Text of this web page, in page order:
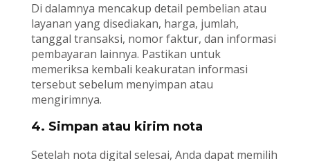
Di dalamnya mencakup detail pembelian atau
layanan yang disediakan, harga, jumlah,
tanggal transaksi, nomor faktur, dan informasi
pembayaran lainnya. Pastikan untuk
memeriksa kembali keakuratan informasi
tersebut sebelum menyimpan atau
mengirimnya.
4. Simpan atau kirim nota
Setelah nota digital selesai, Anda dapat memilih